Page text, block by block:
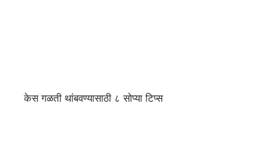
केस गळती थांबवण्यासाठी ८ सोप्या टिप्स